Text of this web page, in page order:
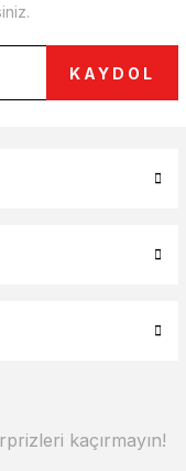
KAYDOL
kaçırmayın!